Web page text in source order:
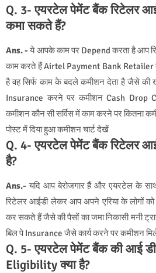
Q. 3- एयरटेल पेमेंट बैंक रिटेलर
कमा सकते हैं?
Ans. -ये आपके काम पर Depend करता है आप
काम करते हैं Airtel Payment Bank Retailer
है वह सिर्फ काम के बदले कमीशन देता है जैसे की
Insurance करने पर कमीशन Cash Drop
कमीशन कौन सी सर्विस में काम करने पर कितना
पोस्ट में दिया हुआ कमीशन चार्ट देखें
Q. 4- एयरटेल पेमेंट बैंक रिटेलर
है?
Ans.- यदि आप बेरोजगार हैं और एयरटेल के
रिटेलर आईडी लेकर आप अपने एरिया के लोगों
कर सकते हैं जैसे की पैसों का जमा निकासी मनी
बिल पे Insurance जैसे कार्य करने पर कमीशन
Q. 5- एयरटेल पेमेंट बैंक की आई
Eligibility क्या है?